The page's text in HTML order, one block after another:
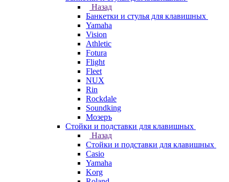
Назад
Банкетки и стулья для клавишных
Yamaha
Vision
Athletic
Fotura
Flight
Fleet
NUX
Rin
Rockdale
Soundking
Мозеръ
Стойки и подставки для клавишных
Назад
Стойки и подставки для клавишных
Casio
Yamaha
Korg